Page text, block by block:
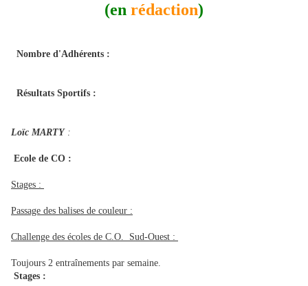
(en rédaction)
Nombre d'Adhérents :
Résultats Sportifs :
Loïc MARTY:
Ecole de CO :
Stages :
Passage des balises de couleur :
Challenge des écoles de C.O. Sud-Ouest :
Toujours 2 entraînements par semaine.
Stages :